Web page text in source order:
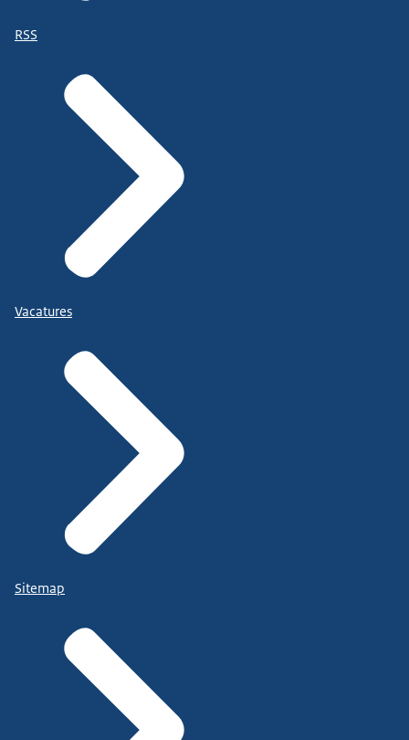
RSS
Vacatures
Sitemap